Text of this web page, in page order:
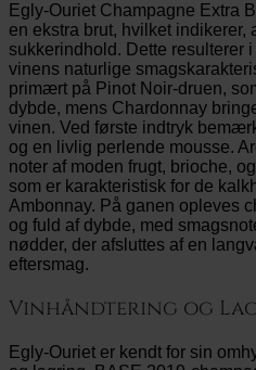
Egly-Ouriet Champagne Extra
en ekstra brut, hvilket indikerer,
sukkerindhold. Dette resulterer
vinens naturlige
primært på Pinot Noir-druen,
dybde, mens Chardonnay
vinen. Ved første indtryk
og en livlig perlende mousse.
noter af moden frugt, brioche,
som er karakteristisk for de
Ambonnay. På ganen opleves
og fuld af dybde, med
nødder, der afsluttes af en
eftersmag.
Vinhåndtering og
Egly-Ouriet er kendt for sin